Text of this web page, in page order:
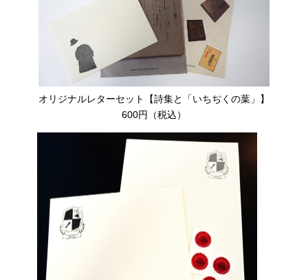
オリジナルレターセット【詩集と「いちぢくの葉」】
600円（税込）